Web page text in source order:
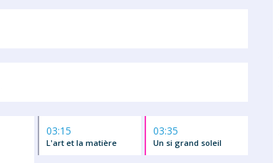
03:15
L'art et la matière
03:35
Un si grand soleil